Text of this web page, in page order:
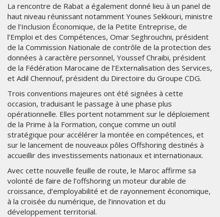
La rencontre de Rabat a également donné lieu à un panel de
haut niveau réunissant notamment Younes Sekkouri, ministre
de l’Inclusion Économique, de la Petite Entreprise, de
l’Emploi et des Compétences, Omar Seghrouchni, président
de la Commission Nationale de contrôle de la protection des
données à caractère personnel, Youssef Chraibi, président
de la Fédération Marocaine de l’Externalisation des Services,
et Adil Chennouf, président du Directoire du Groupe CDG.
Trois conventions majeures ont été signées à cette
occasion, traduisant le passage à une phase plus
opérationnelle. Elles portent notamment sur le déploiement
de la Prime à la Formation, conçue comme un outil
stratégique pour accélérer la montée en compétences, et
sur le lancement de nouveaux pôles Offshoring destinés à
accueillir des investissements nationaux et internationaux.
Avec cette nouvelle feuille de route, le Maroc affirme sa
volonté de faire de l’offshoring un moteur durable de
croissance, d’employabilité et de rayonnement économique,
à la croisée du numérique, de l’innovation et du
développement territorial.